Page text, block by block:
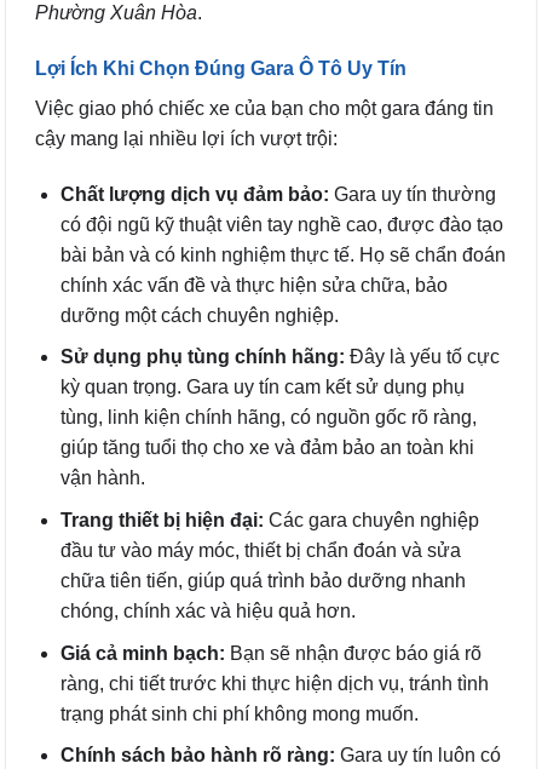
Phường Xuân Hòa.
Lợi Ích Khi Chọn Đúng Gara Ô Tô Uy Tín
Việc giao phó chiếc xe của bạn cho một gara đáng tin
cậy mang lại nhiều lợi ích vượt trội:
Chất lượng dịch vụ đảm bảo: Gara uy tín thường
có đội ngũ kỹ thuật viên tay nghề cao, được đào tạo
bài bản và có kinh nghiệm thực tế. Họ sẽ chẩn đoán
chính xác vấn đề và thực hiện sửa chữa, bảo
dưỡng một cách chuyên nghiệp.
Sử dụng phụ tùng chính hãng: Đây là yếu tố cực
kỳ quan trọng. Gara uy tín cam kết sử dụng phụ
tùng, linh kiện chính hãng, có nguồn gốc rõ ràng,
giúp tăng tuổi thọ cho xe và đảm bảo an toàn khi
vận hành.
Trang thiết bị hiện đại: Các gara chuyên nghiệp
đầu tư vào máy móc, thiết bị chẩn đoán và sửa
chữa tiên tiến, giúp quá trình bảo dưỡng nhanh
chóng, chính xác và hiệu quả hơn.
Giá cả minh bạch: Bạn sẽ nhận được báo giá rõ
ràng, chi tiết trước khi thực hiện dịch vụ, tránh tình
trạng phát sinh chi phí không mong muốn.
Chính sách bảo hành rõ ràng: Gara uy tín luôn có